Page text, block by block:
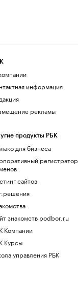
информация
рекламы
продукты РБК
для бизнеса
регистратор
сайтов
знакомств podbor.ru
Компании
Курсы
управления РБК